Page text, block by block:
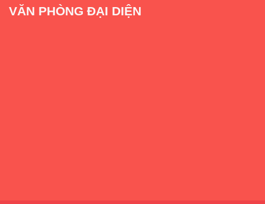
VĂN PHÒNG ĐẠI DIỆN